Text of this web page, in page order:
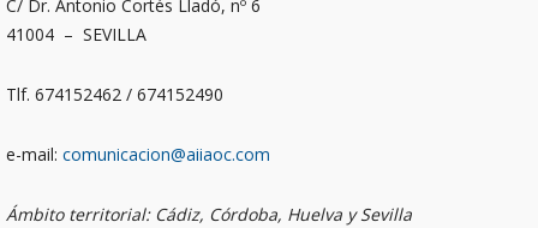
C/ Dr. Antonio Cortés Lladó, nº 6
41004 – SEVILLA
Tlf. 674152462 / 674152490
e-mail: comunicacion@aiiaoc.com
Ámbito territorial: Cádiz, Córdoba, Huelva y Sevilla